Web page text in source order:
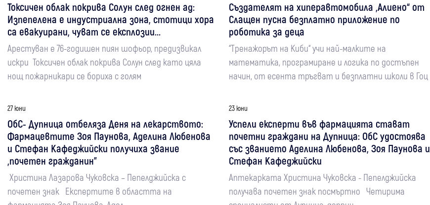
Токсичен облак покрива Солун след огнен ад:
Изпепелена е индустриална зона, стотици хора
са евакуирани, чуват се експлозии...
Арестуван е 76-годишен пиян шофьор, предизвикал
искри Токсичен облак покрива Солун след като цяла
нощ пожарникари се бориха с голям
Създателят на хиперавтомобила „Алиено“ от
Слащен пусна безплатно приложение по
роботика за деца
“Тренажорът на Киби“ учи най-малките на
математика, програмиране и логика по достъпен
начин, от есента тръгват и безплатни школи в Гоц
27 юни
ОбС- Дупница отбеляза Деня на лекарството:
Фармацевтите Зоя Паунова, Аделина Любенова
и Стефан Кафеджийски получиха звание
„почетен гражданин"
Христина Лазарова Чуковска – Пепелджийска с
почетен знак Експертите в областта на
23 юни
Успели експерти във фармацията стават
почетни граждани на Дупница: ОбС удостоява
със званието Аделина Любенова, Зоя Паунова и
Стефан Кафеджийски
Аптекарката Христина Чуковска - Пепелджийска
получава почетен знак посмъртно Четирима